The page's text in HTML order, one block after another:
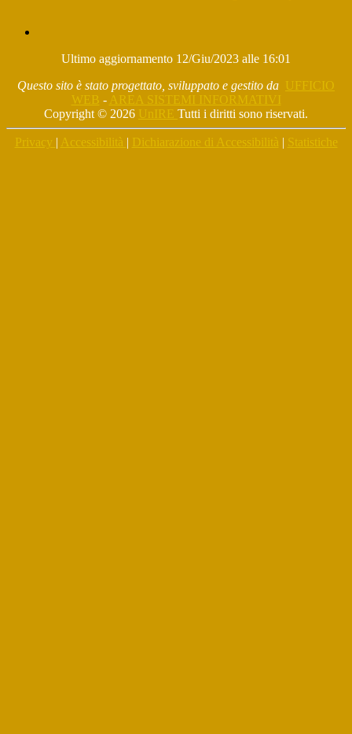
Ultimo aggiornamento 12/Giu/2023 alle 16:01
Questo sito è stato progettato, sviluppato e gestito da UFFICIO
WEB - AREA SISTEMI INFORMATIVI
Copyright © 2026 UnIRE Tutti i diritti sono riservati.
Privacy | Accessibilità | Dichiarazione di Accessibilità | Statistiche